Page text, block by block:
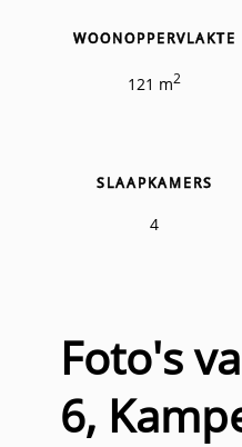
WOONOPPERVLAKTE
121 m2
SLAAPKAMERS
4
Foto's
6,